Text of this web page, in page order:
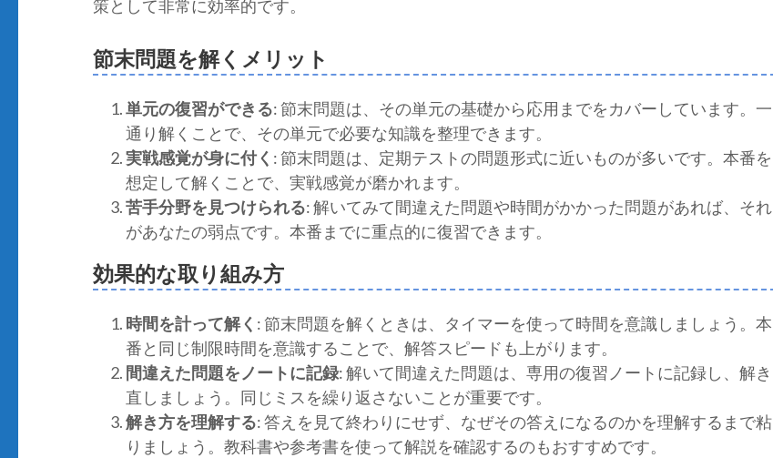
策として非常に効率的です。
節末問題を解くメリット
単元の復習ができる: 節末問題は、その単元の基礎から応用までをカバーしています。一
通り解くことで、その単元で必要な知識を整理できます。
実戦感覚が身に付く : 節末問題は、定期テストの問題形式に近いものが多いです。本番を
想定して解くことで、実戦感覚が磨かれます。
苦手分野を見つけられる: 解いてみて間違えた問題や時間がかかった問題があれば、それ
があなたの弱点です。本番までに重点的に復習できます。
効果的な取り組み方
時間を計って解く : 節末問題を解くときは、タイマーを使って時間を意識しましょう。本
番と同じ制限時間を意識することで、解答スピードも上がります。
間違えた問題をノートに記録: 解いて間違えた問題は、専用の復習ノートに記録し、解き
直しましょう。同じミスを繰り返さないことが重要です。
解き方を理解する: 答えを見て終わりにせず、なぜその答えになるのかを理解するまで粘
りましょう。教科書や参考書を使って解説を確認するのもおすすめです。